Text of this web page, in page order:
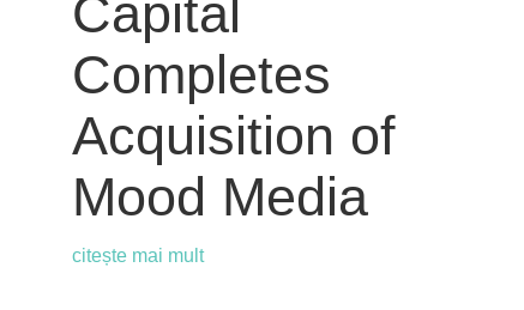
Capital
Completes
Acquisition of
Mood Media
citește mai mult